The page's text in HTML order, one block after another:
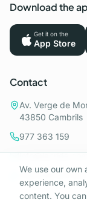
We use our
experience,
content. You
Download the
Get it on the
App Store
Contact
Av. Verge de
43850 Cambrils
977 363 159
+34 698 911 212